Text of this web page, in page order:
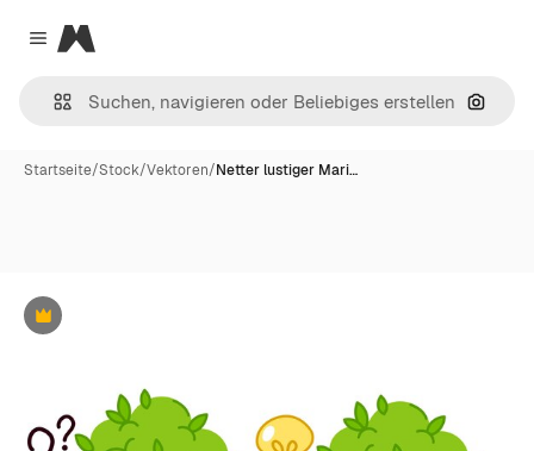
Close menu
Magnific
Nach
Startseite/Stock/Vektoren/Netter lustiger Mari…
Premium